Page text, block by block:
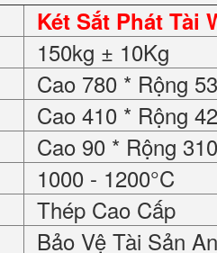
Két Sắt Phát Tài
150kg ± 10Kg
Cao 780 * Rộng
Cao 410 * Rộng
Cao 90 * Rộng
1000 - 1200°C
Thép Cao Cấp
Bảo Vệ Tài Sản